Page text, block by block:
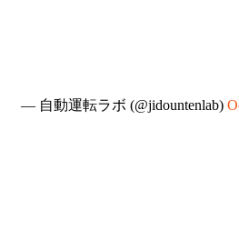
— 自動運転ラボ (@jidountenlab)